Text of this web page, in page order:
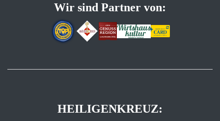
Wir sind Partner von:
HEILIGENKREUZ: